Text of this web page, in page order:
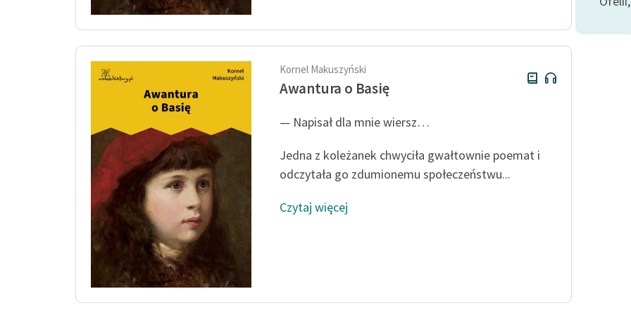
Kornel Makuszyński
Awantura o Basię
— Napisał dla mnie wiersz…
Jedna z koleżanek chwyciła gwałtownie poemat i
odczytała go zdumionemu społeczeństwu...
Czytaj więcej